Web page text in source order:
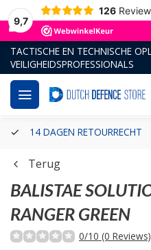
9,7
126
TACTISCHE EN TECHNISCHE
VEILIGHEIDSPROFESSIONALS
14 DAGEN RETOURRECHT
Terug
BALISTAE
RANGER GREEN
0/10 (0 Reviews)